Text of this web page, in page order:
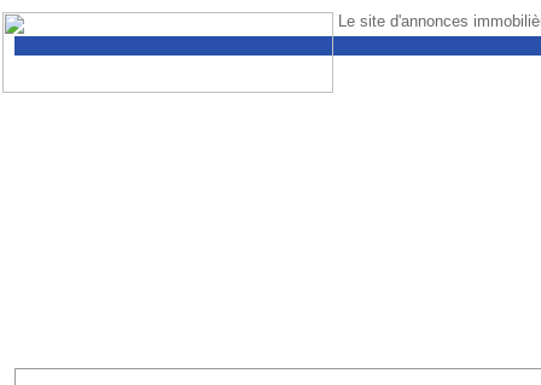
Le site d'annonces